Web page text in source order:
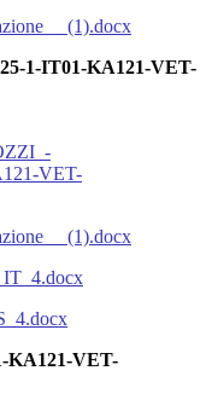
(1).docx
IT01-KA121-VET-
VET-
(1).docx
KA121-VET-